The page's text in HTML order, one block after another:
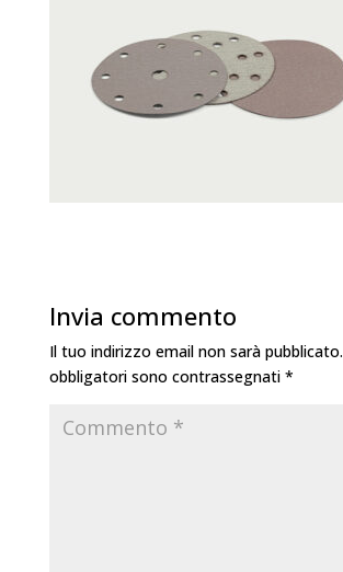
Invia commento
Il tuo indirizzo email non sarà pubblicato.
obbligatori sono contrassegnati *